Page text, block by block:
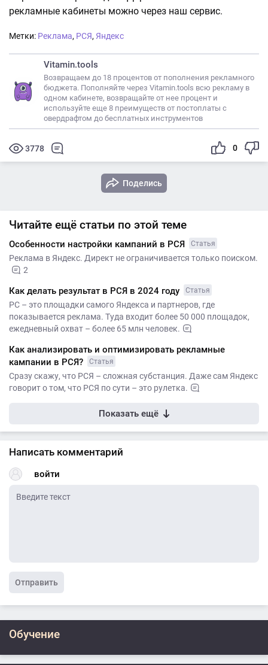
рекламные кабинеты можно через наш сервис.
Метки: Реклама, РСЯ, Яндекс
Vitamin.tools
Возвращаем до 18 процентов от пополнения рекламного
бюджета. Пополняйте через Vitamin.tools всю рекламу в
одном кабинете, возвращайте от нее процент и
используйте еще 8 преимуществ от постоплаты с
овердрафтом до бесплатных инструментов
3778 0
Поделись
Читайте ещё статьи по этой теме
Особенности настройки кампаний в РСЯ Статья
Реклама в Яндекс. Директ не ограничивается только поиском.
2
Как делать результат в РСЯ в 2024 году Статья
РС – это площадки самого Яндекса и партнеров, где
показывается реклама. Туда входит более 50 000 площадок,
ежедневный охват – более 65 млн человек.
Как анализировать и оптимизировать рекламные
кампании в РСЯ?
Статья
Сразу скажу, что РСЯ – сложная субстанция. Даже сам Яндекс
говорит о том, что РСЯ по сути – это рулетка.
Показать ещё
Написать комментарий
войти
Отправить
Обучение